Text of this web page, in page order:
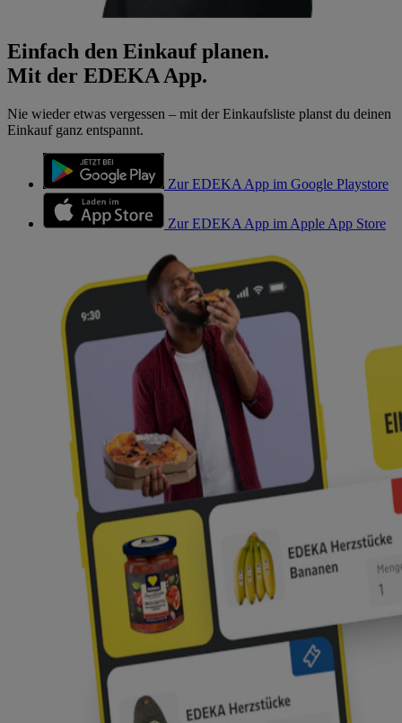
Einfach den Einkauf planen.
Mit der EDEKA App.
Nie wieder etwas vergessen – mit der Einkaufsliste planst du deinen
Einkauf ganz entspannt.
Zur EDEKA App im Google Playstore
Zur EDEKA App im Apple App Store